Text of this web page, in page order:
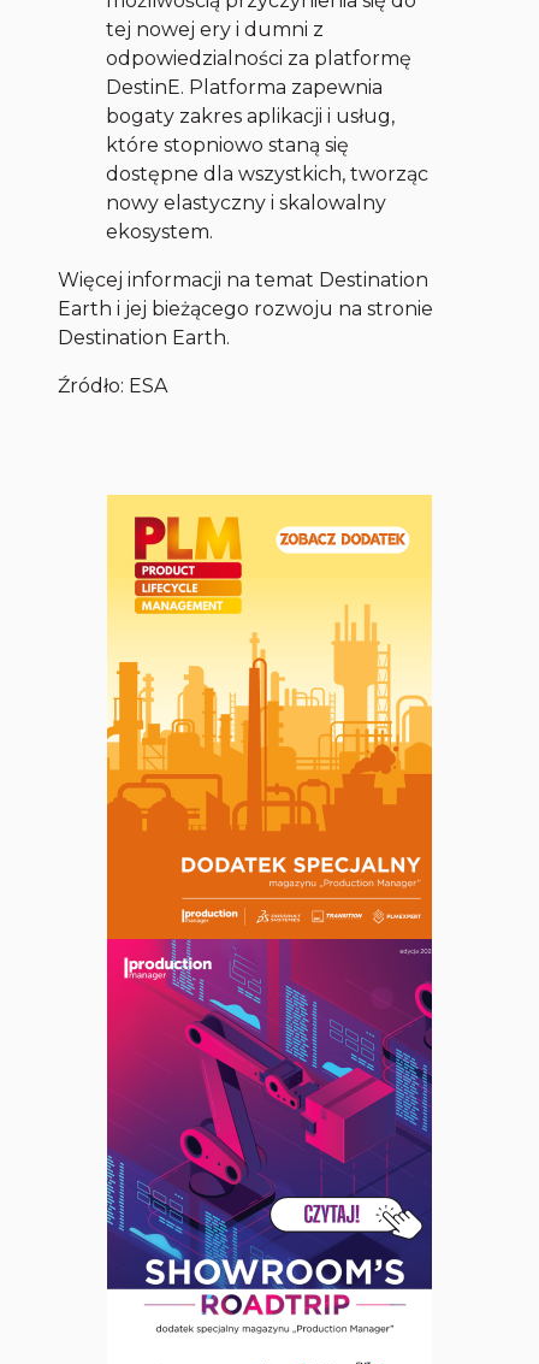
tej nowej ery i dumni z
odpowiedzialności za platformę
DestinE. Platforma zapewnia
bogaty zakres aplikacji i usług,
które stopniowo staną się
dostępne dla wszystkich, tworząc
nowy elastyczny i skalowalny
ekosystem.
Więcej informacji na temat Destination
Earth i jej bieżącego rozwoju na stronie
Destination Earth.
Źródło: ESA